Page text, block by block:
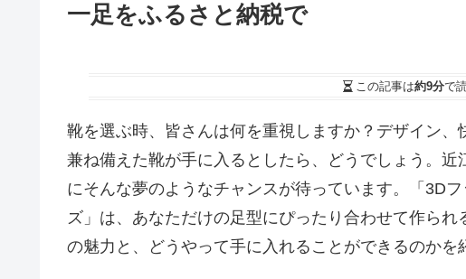
一足をふるさと納税で
この記事は約9分で
靴を選ぶ時、皆さんは何を重視しますか？デザイン
兼ね備えた靴が手に入るとしたら、どうでしょう。
にそんな夢のようなチャンスが待っています。「3D
ズ」は、あなただけの足型にぴったり合わせて作ら
の魅力と、どうやって手に入れることができるのかを